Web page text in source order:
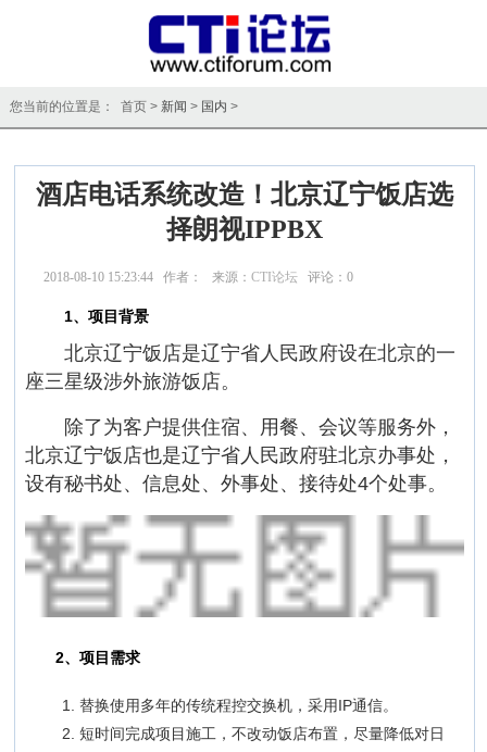
您当前的位置是： 首页 > 新闻 > 国内 >
酒店电话系统改造！北京辽宁饭店选
择朗视IPPBX
2018-08-10 15:23:44 作者： 来源：CTI论坛 评论：0
1、项目背景
北京辽宁饭店是辽宁省人民政府设在北京的一
座三星级涉外旅游饭店。
除了为客户提供住宿、用餐、会议等服务外，
北京辽宁饭店也是辽宁省人民政府驻北京办事处，
设有秘书处、信息处、外事处、接待处4个处事。
2、项目需求
替换使用多年的传统程控交换机，采用IP通信。
短时间完成项目施工，不改动饭店布置，尽量降低对日